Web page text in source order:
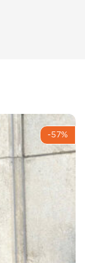
định
Hàn cao cấp
nhất mà
chất liệu
rất phù hợp
-57%